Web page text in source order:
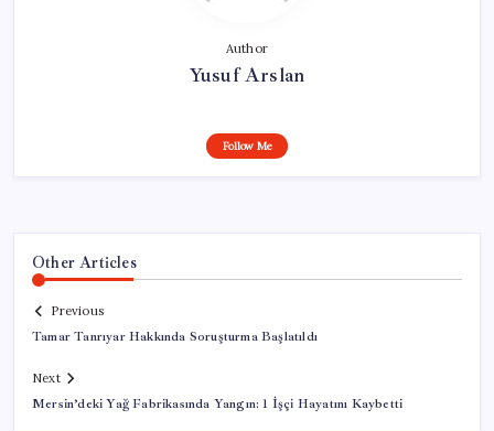
Author
Yusuf Arslan
Follow Me
Other Articles
Previous
Tamar Tanrıyar Hakkında Soruşturma Başlatıldı
Next
Mersin’deki Yağ Fabrikasında Yangın: 1 İşçi Hayatını Kaybetti